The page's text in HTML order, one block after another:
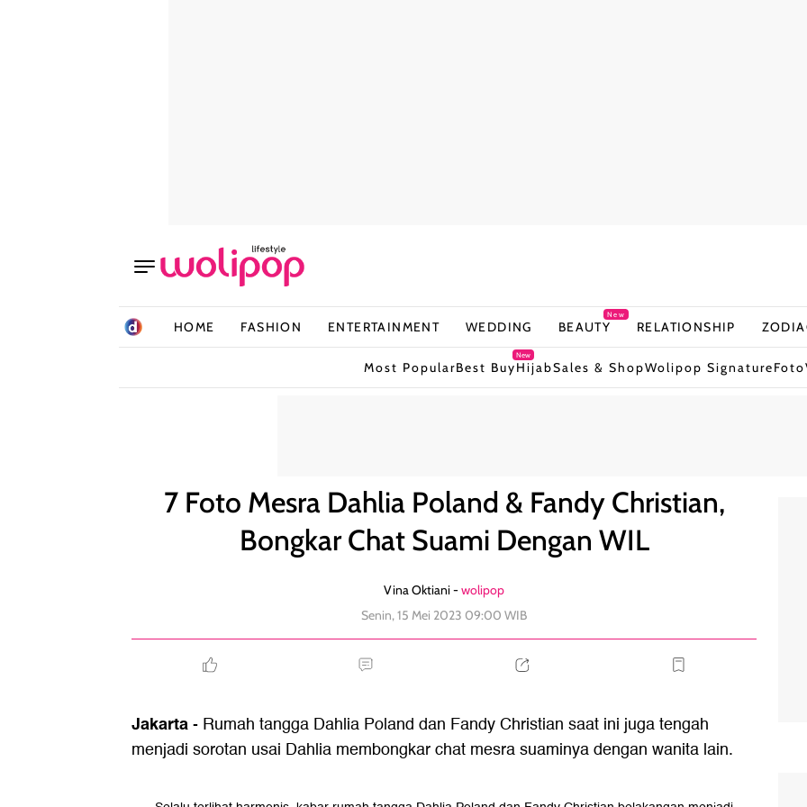
HOME FASHION ENTERTAINMENT WEDDING BEAUTY
New
RELATIONSHIP
Most PopularBest Buy
New
HijabSales & ShopWolipop SignatureFoto
7 Foto Mesra Dahlia Poland & Fandy Christian,
Bongkar Chat Suami Dengan WIL
Vina Oktiani -wolipop
Senin, 15 Mei 2023 09:00 WIB
Jakarta- Rumah tangga Dahlia Poland dan Fandy Christian saat ini juga tengah
menjadi sorotan usai Dahlia membongkar chat mesra suaminya dengan wanita lain.